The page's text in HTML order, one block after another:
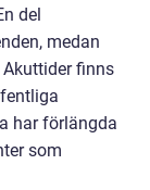
del
medan
finns
har förlängda
som